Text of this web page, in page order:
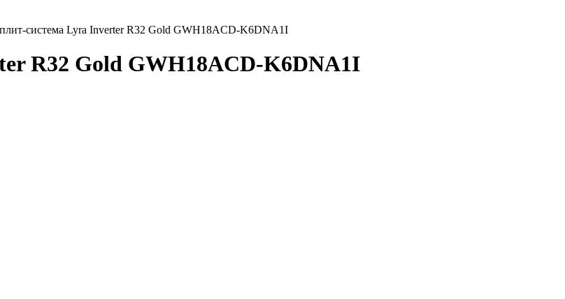
система Lyra Inverter R32 Gold GWH18ACD-K6DNA1I
R32 Gold GWH18ACD-K6DNA1I